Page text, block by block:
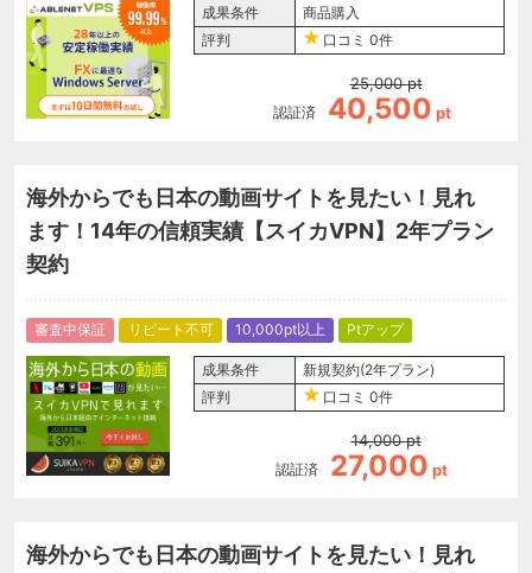
成果条件
商品購入
評判
口コミ 0件
認証済
25,000 pt
40,500 pt
海外からでも日本の動画サイトを見たい！見れ
ます！14年の信頼実績【スイカVPN】2年プラン
契約
審査中保証 リピート不可 10,000pt以上 Ptアップ
成果条件
新規契約(2年プラン)
評判
口コミ 0件
認証済
14,000 pt
27,000 pt
海外からでも日本の動画サイトを見たい！見れ